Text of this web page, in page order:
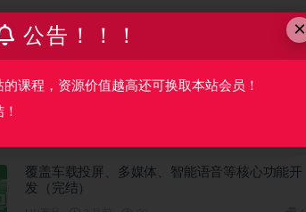
覆盖车载投屏、多媒体、智能语音等核心功能开
发（完结）
×
公告！！！
课程，资源价值越高还可换取本站会员！